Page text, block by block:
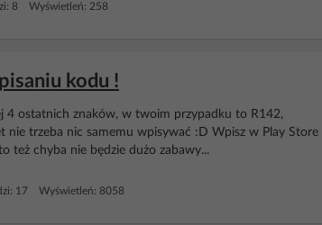
8 Wyświetleń: 258
kodu !
4 ostatnich znaków, w twoim przypadku to R142,
trzeba nic samemu wpisywać :D Wpisz w Play Store
też chyba nie będzie dużo zabawy...
17 Wyświetleń: 8058